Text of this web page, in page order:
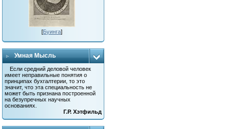
[Буинга]
Умная Мысль
Если средний деловой человек
имеет неправильные понятия о
принципах бухгалтерии, то это
значит, что эта специальность не
может быть признана построенной
на безупречных научных
основаниях.
Г.Р. Хэтфильд